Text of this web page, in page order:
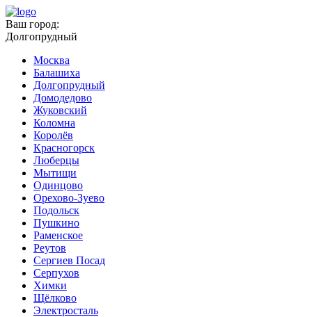
Ваш город:
Долгопрудный
Москва
Балашиха
Долгопрудный
Домодедово
Жуковский
Коломна
Королёв
Красногорск
Люберцы
Мытищи
Одинцово
Орехово-Зуево
Подольск
Пушкино
Раменское
Реутов
Сергиев Посад
Серпухов
Химки
Щёлково
Электросталь